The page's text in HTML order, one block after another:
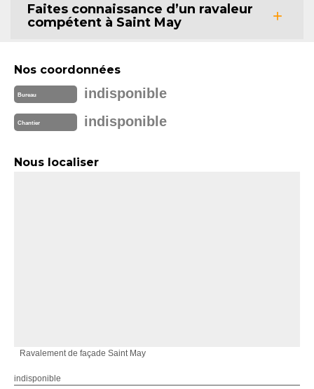
Faites connaissance d’un ravaleur
compétent à Saint May
Nos coordonnées
Bureau indisponible
Chantier indisponible
Nous localiser
Ravalement de façade Saint May
indisponible